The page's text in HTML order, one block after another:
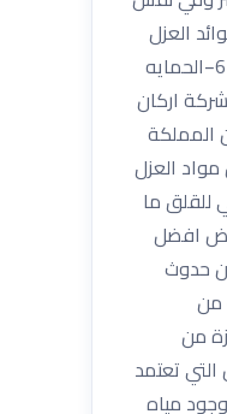
العزل
المائى؟؟ 1−الوقايه من التلف والحرائق للمنشأت والمبانى. 2−له فائده كبيره فى خفض مستوى الازعاج. 3– خغض استهلاك الكهرباء. 4−توفير الطاقه. 5−توفير المال. 6−الحمايه
اركان
المملكة
على الرقم . 0533334179 شركة عزل مائى فى الرياض 0533334179 مع أفضل مواد العزل
للقلق ما
افضل
حدوث
من
من
تعتمد
مياه